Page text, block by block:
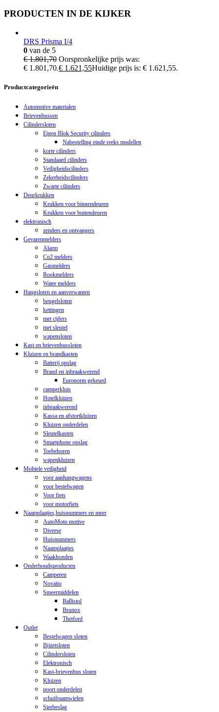
PRODUCTEN IN DE KIJKER
DRS Prisma I/4
0 van de 5
€1.801,70 Oorspronkelijke prijs was:
€ 1.801,70.€ 1.621,55Huidige prijs is: € 1.621,55.
Productcategorieën
Automotive materialen
Brievenbussen
Cilindersloten
Eigen Blok Security cilinders
Nabestelling einde reeks modellen
korte cilinders
Standaard cilinders
Veiligheidscilinders
Zekerheidscilinders
Zwarte cilinders
Deurkrukken
Krukken voor binnendeuren
Krukken voor buitendeuren
elektronisch
zenders en ontvangers
Gevarenmelders
Alarm
Co2 melders
Gasmelders
Rookmelders
Water melders
Hangsloten en aanverwanten
beugelsloten
kettingen
met cijfers
met sleutel
wapensloten
Kast en brievenbussloten
Kluizen en brandkasten
Batterij opslag
Brand en inbraakwerend
Euronorm gekeurd
camperkluis
Hotelkluizen
inbraakwerend
Kassa en afstortkluizen
Kluizen onderdelen
Sleutelkasten
Smartphone opslag
Toebehoren
wapenkluizen
Mobiele veiligheid
voor aanhangwagens
voor bestelwagen
Voor fiets
voor motorfiets
Naamplaatjes,huisnummers en meer
AutoMoto motive
Diverse
Huisnummers
Naamplaatjes
Waakhonden
Onderhoudsproducten
Camperen
Novatio
Smeermiddelen
Ballistol
Brunox
Thetford
Outlet
Bestelwagen sloten
Bijzetsloten
Cilindersloten
Elektronisch
Kast-brievenbus sloten
Kluizen
poort onderdelen
schuifraamwielen
Sierbeslag